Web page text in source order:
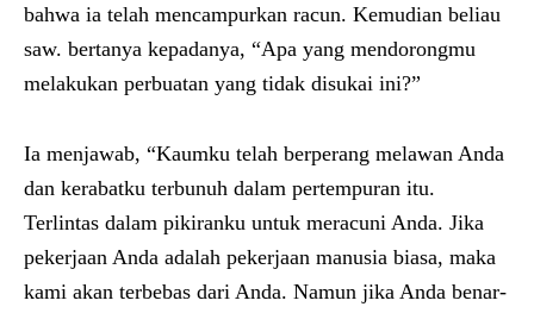
bahwa ia telah mencampurkan racun. Kemudian beliau
saw. bertanya kepadanya, “Apa yang mendorongmu
melakukan perbuatan yang tidak disukai ini?”
Ia menjawab, “Kaumku telah berperang melawan Anda
dan kerabatku terbunuh dalam pertempuran itu.
Terlintas dalam pikiranku untuk meracuni Anda. Jika
pekerjaan Anda adalah pekerjaan manusia biasa, maka
kami akan terbebas dari Anda. Namun jika Anda benar-